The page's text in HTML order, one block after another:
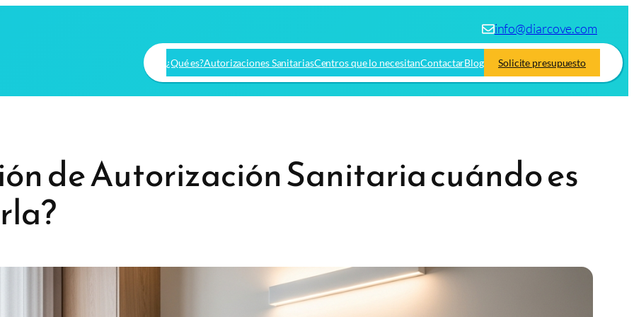
info@diarcove.com
¿Qué es?Autorizaciones SanitariasCentros que lo necesitanContactarBlog Solicite presupuesto
de Autorización Sanitaria cuándo es